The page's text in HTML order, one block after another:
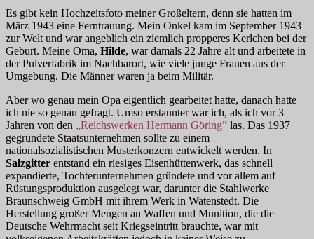
Es gibt kein Hochzeitsfoto meiner Großeltern, denn sie hatten im
März 1943 eine Ferntrauung. Mein Onkel kam im September 1943
zur Welt und war angeblich ein ziemlich propperes Kerlchen bei der
Geburt. Meine Oma, Hilde, war damals 22 Jahre alt und arbeitete in
der Pulverfabrik im Nachbarort, wie viele junge Frauen aus der
Umgebung. Die Männer waren ja beim Militär.
Aber wo genau mein Opa eigentlich gearbeitet hatte, danach hatte
ich nie so genau gefragt. Umso erstaunter war ich, als ich vor 3
Jahren von den „Reichswerken Hermann Göring” las. Das 1937
gegründete Staatsunternehmen sollte zu einem
nationalsozialistischen Musterkonzern entwickelt werden. In
Salzgitter entstand ein riesiges Eisenhüttenwerk, das schnell
expandierte, Tochterunternehmen gründete und vor allem auf
Rüstungsproduktion ausgelegt war, darunter die Stahlwerke
Braunschweig GmbH mit ihrem Werk in Watenstedt. Die
Herstellung großer Mengen an Waffen und Munition, die die
Deutsche Wehrmacht seit Kriegseintritt brauchte, war mit